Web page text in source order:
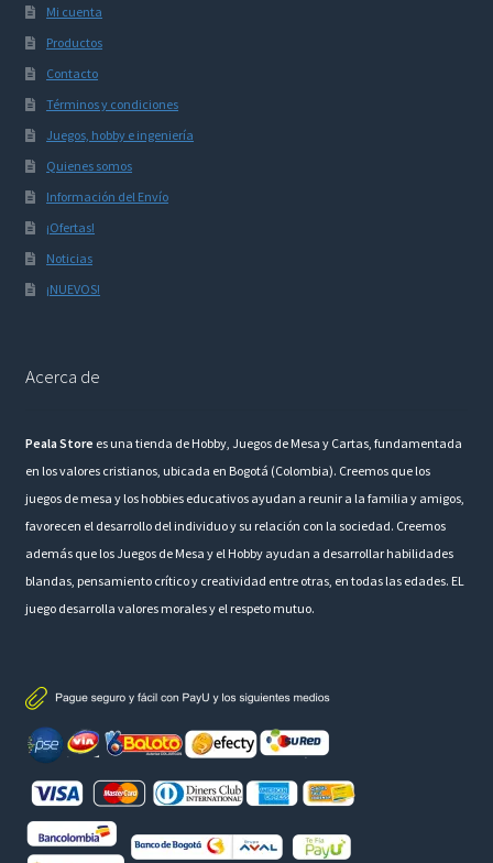
Mi cuenta
Productos
Contacto
Términos y condiciones
Juegos, hobby e ingeniería
Quienes somos
Información del Envío
¡Ofertas!
Noticias
¡NUEVOS!
Acerca de
Peala Store es una tienda de Hobby, Juegos de Mesa y Cartas, fundamentada
en los valores cristianos, ubicada en Bogotá (Colombia). Creemos que los
juegos de mesa y los hobbies educativos ayudan a reunir a la familia y amigos,
favorecen el desarrollo del individuo y su relación con la sociedad. Creemos
además que los Juegos de Mesa y el Hobby ayudan a desarrollar habilidades
blandas, pensamiento crítico y creatividad entre otras, en todas las edades. EL
juego desarrolla valores morales y el respeto mutuo.